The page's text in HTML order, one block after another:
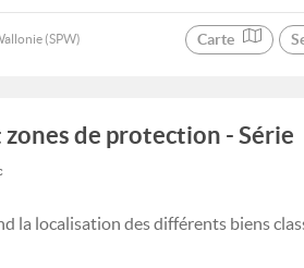
(SPW) Carte
de protection - Série
la localisation des différents biens